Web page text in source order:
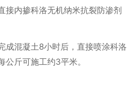
接内掺科洛无机纳米抗裂防渗剂
成混凝土8小时后，直接喷涂科洛
公斤可施工约3平米。